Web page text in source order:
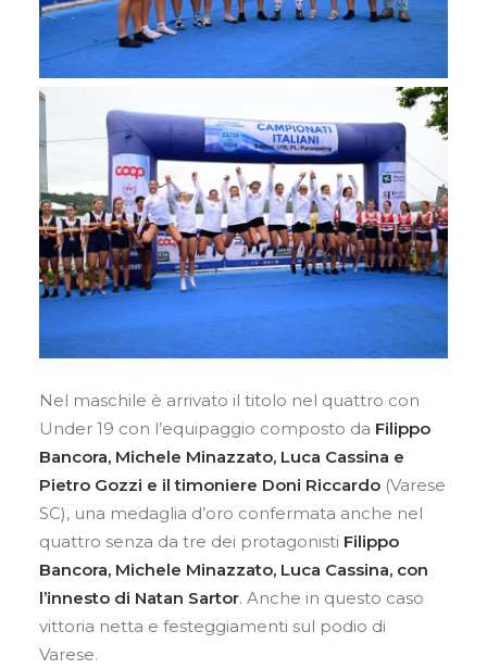
Nel maschile è arrivato il titolo nel quattro con
Under 19 con l’equipaggio composto da Filippo
Bancora, Michele Minazzato, Luca Cassina e
Pietro Gozzi e il timoniere Doni Riccardo (Varese
SC), una medaglia d’oro confermata anche nel
quattro senza da tre dei protagonisti Filippo
Bancora, Michele Minazzato, Luca Cassina, con
l’innesto di Natan Sartor. Anche in questo caso
vittoria netta e festeggiamenti sul podio di
Varese.